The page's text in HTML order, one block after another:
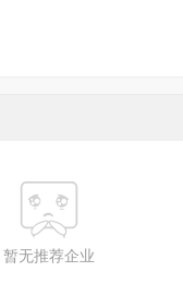
暂无推荐企业